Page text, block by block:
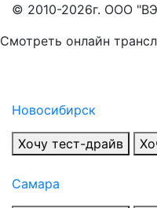
© 2010-2026г. ООО
Смотреть онлайн
Новосибирск
Хочу тест-драйв
Самара